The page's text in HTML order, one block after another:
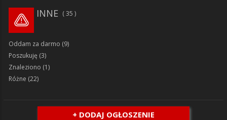
35
INNE
Oddam za darmo (9)
Poszukuję (3)
Znaleziono (1)
Różne (22)
+ DODAJ OGŁOSZENIE